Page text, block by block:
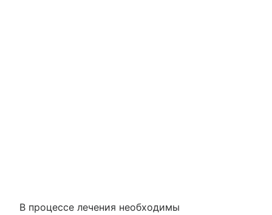
В процессе лечения необходимы